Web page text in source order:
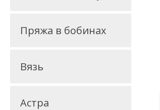
Пряжа в бобинах
Вязь
Астра